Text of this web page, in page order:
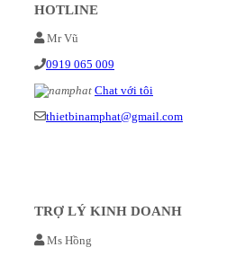
HOTLINE
Mr Vũ
0919 065 009
Chat với tôi
thietbinamphat@gmail.com
TRỢ LÝ KINH DOANH
Ms Hồng